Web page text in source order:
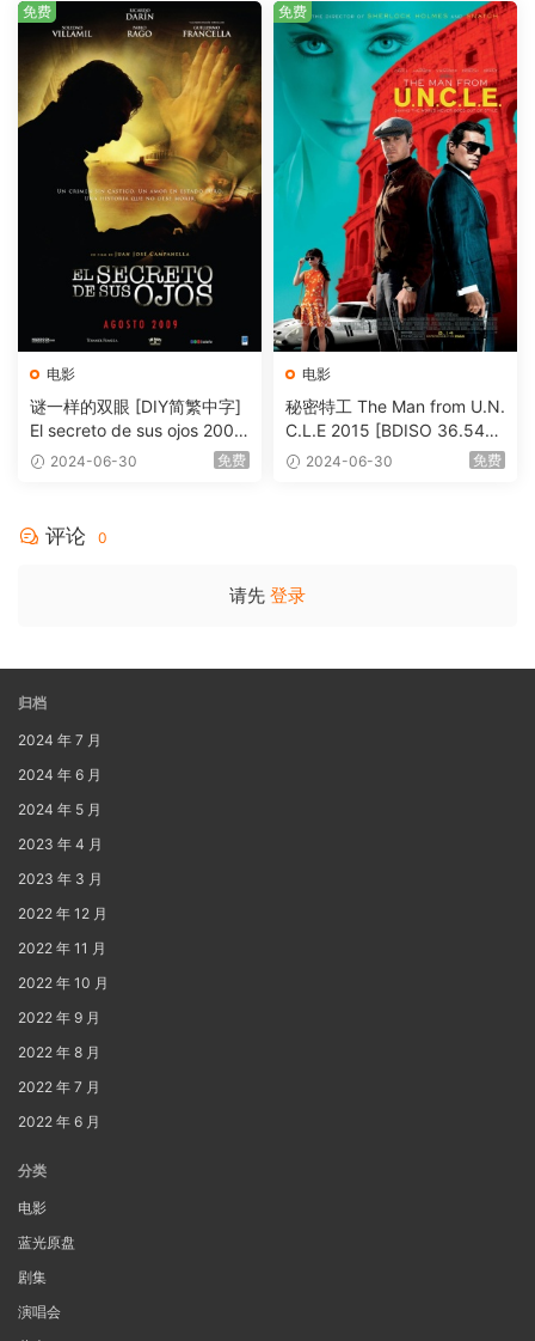
电影
谜一样的双眼 [DIY简繁中字]
El secreto de sus ojos 2009
1080p Blu-ray AVC DTS-HD
2024-06-30 免费
免费
电影
秘密特工 The Man from U.N.
C.L.E 2015 [BDISO 36.54G
B] 2024-06-30 免费
免费
评论 0
请先 登录
归档
2024 年 7 月
2024 年 6 月
2024 年 5 月
2023 年 4 月
2023 年 3 月
2022 年 12 月
2022 年 11 月
2022 年 10 月
2022 年 9 月
2022 年 8 月
2022 年 7 月
2022 年 6 月
分类
电影
蓝光原盘
剧集
演唱会